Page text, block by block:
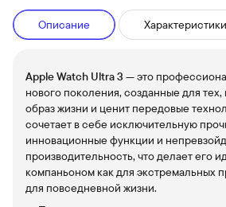
Описание Характеристики
Apple Watch Ultra 3 — это
нового поколения, созданные для тех,
образ жизни и ценит передовые
сочетает в себе исключительную
инновационные функции и
производительность, что делает его
компаньоном как для экстремальных
для повседневной жизни.